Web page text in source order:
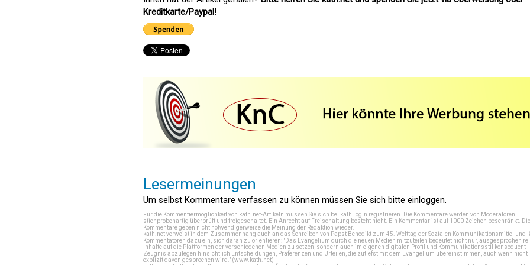
Kreditkarte/Paypal!
Lesermeinungen
Um selbst Kommentare verfassen zu können müssen Sie sich bitte einloggen.
Für die Kommentiermöglichkeit von kath.net-Artikeln müssen Sie sich bei kathLogin registrieren . Die Kommentare werden von Moderatoren
stichprobenartig überprüft und freigeschaltet. Ein Anrecht auf Freischaltung besteht nicht. Ein Kommentar ist auf 1000 Zeichen beschränkt. Die
Kommentare geben nicht notwendigerweise die Meinung der Redaktion wieder.
kath.net verweist in dem Zusammenhang auch an das Schreiben von Papst Benedikt zum 45. Welttag der Sozialen Kommunikationsmittel und
Kommentatoren dazu ein, sich daran zu orientieren: "Das Evangelium durch die neuen Medien mitzuteilen bedeutet nicht nur, ausgesprochen
Inhalte auf die Plattformen der verschiedenen Medien zu setzen, sondern auch im eigenen digitalen Profil und Kommunikationsstil konsequent
Zeugnis abzulegen hinsichtlich Entscheidungen, Präferenzen und Urteilen, die zutiefst mit dem Evangelium übereinstimmen, auch wenn nicht
explizit davon gesprochen wird." (www.kath.net)